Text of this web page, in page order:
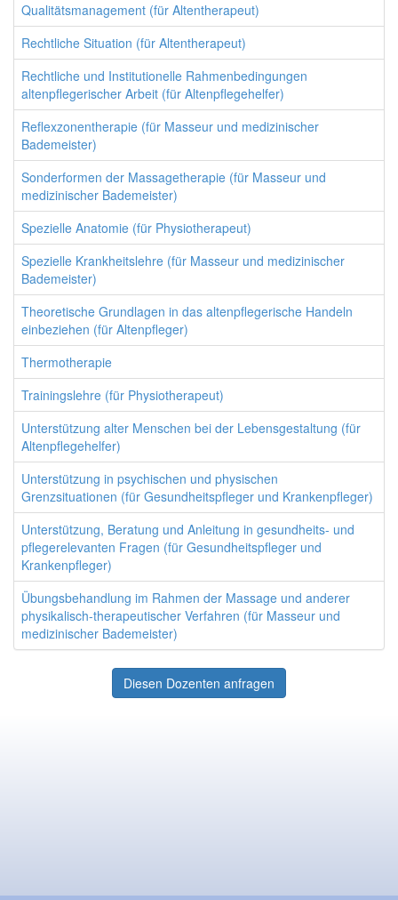
Qualitätsmanagement (für Altentherapeut)
Rechtliche Situation (für Altentherapeut)
Rechtliche und Institutionelle Rahmenbedingungen
altenpflegerischer Arbeit (für Altenpflegehelfer)
Reflexzonentherapie (für Masseur und medizinischer
Bademeister)
Sonderformen der Massagetherapie (für Masseur und
medizinischer Bademeister)
Spezielle Anatomie (für Physiotherapeut)
Spezielle Krankheitslehre (für Masseur und medizinischer
Bademeister)
Theoretische Grundlagen in das altenpflegerische Handeln
einbeziehen (für Altenpfleger)
Thermotherapie
Trainingslehre (für Physiotherapeut)
Unterstützung alter Menschen bei der Lebensgestaltung (für
Altenpflegehelfer)
Unterstützung in psychischen und physischen
Grenzsituationen (für Gesundheitspfleger und Krankenpfleger)
Unterstützung, Beratung und Anleitung in gesundheits- und
pflegerelevanten Fragen (für Gesundheitspfleger und
Krankenpfleger)
Übungsbehandlung im Rahmen der Massage und anderer
physikalisch-therapeutischer Verfahren (für Masseur und
medizinischer Bademeister)
Diesen Dozenten anfragen